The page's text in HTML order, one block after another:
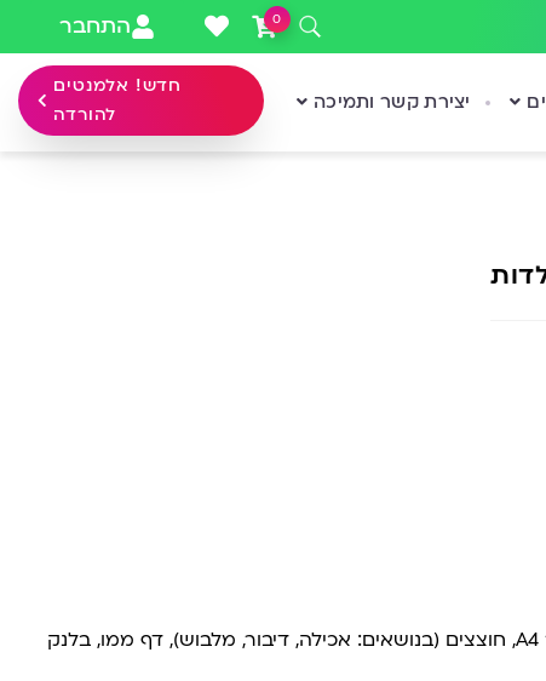
0 התחבר
יצירת קשר ותמיכה
חדש! אלמנטים
להורדה
חבילה זו מכילה: עטיפה למחברת, עטיפה לקלסר A4, חוצצים (בנושאים: אכילה, דיבור, מלבוש), דף ממו, בלנק